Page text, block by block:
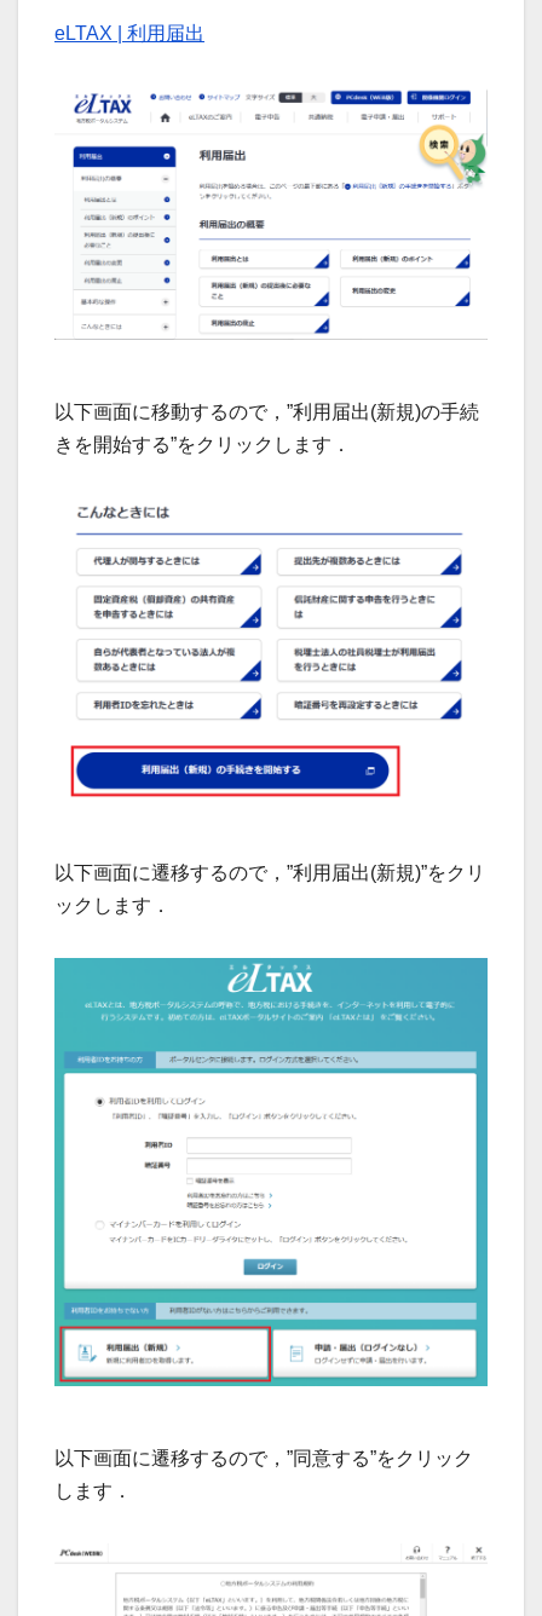
eLTAX | 利用届出
以下画面に移動するので，”利用届出(新規)の手続
きを開始する”をクリックします．
以下画面に遷移するので，”利用届出(新規)”をクリ
ックします．
以下画面に遷移するので，”同意する”をクリック
します．